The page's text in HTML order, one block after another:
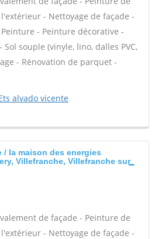
- Nettoyage de façade -
- Peinture décorative -
souple (vinyle, lino, dalles PVC,
- Rénovation de parquet -
alvado vicente
/ la maison des energies
Villefranche, Villefranche sur
de façade - Peinture de
- Nettoyage de façade -